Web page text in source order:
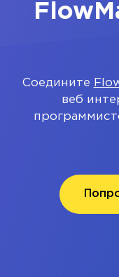
Соедините
веб